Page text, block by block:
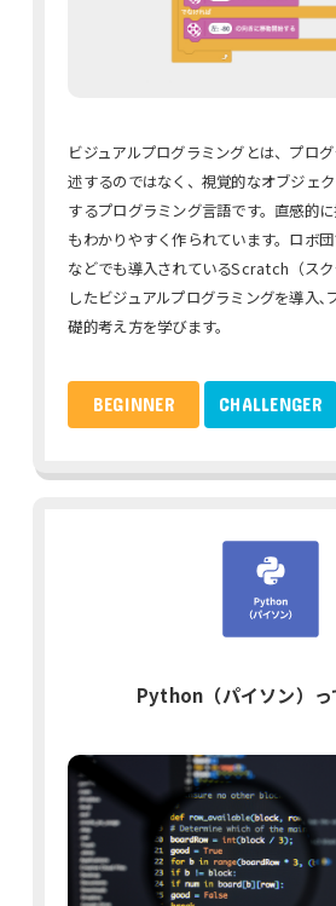
ビジュアルプログラミングとは、プロ
述するのではなく、視覚的なオブジェ
するプログラミング言語です。直感的
もわかりやすく作られています。ロボ
などでも導入されているScratch（スク
したビジュアルプログラミングを導入､
礎的考え方を学びます。
BEGINNER CHALLENGER
Python（パイソン）っ